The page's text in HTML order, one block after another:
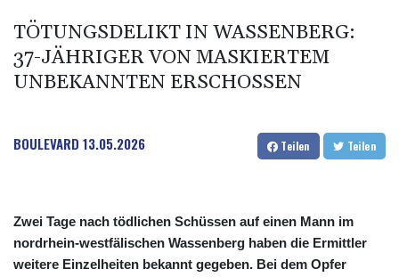
TÖTUNGSDELIKT IN WASSENBERG:
37-JÄHRIGER VON MASKIERTEM
UNBEKANNTEN ERSCHOSSEN
BOULEVARD 13.05.2026 Teilen Teilen
Zwei Tage nach tödlichen Schüssen auf einen Mann im
nordrhein-westfälischen Wassenberg haben die Ermittler
weitere Einzelheiten bekannt gegeben. Bei dem Opfer